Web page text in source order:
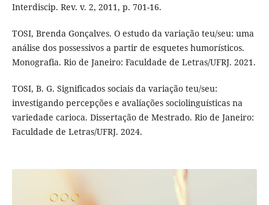
Interdiscip. Rev. v. 2, 2011, p. 701-16.
TOSI, Brenda Gonçalves. O estudo da variação teu/seu: uma
análise dos possessivos a partir de esquetes humorísticos.
Monografia. Rio de Janeiro: Faculdade de Letras/UFRJ. 2021.
TOSI, B. G. Significados sociais da variação teu/seu:
investigando percepções e avaliações sociolinguísticas na
variedade carioca. Dissertação de Mestrado. Rio de Janeiro:
Faculdade de Letras/UFRJ. 2024.